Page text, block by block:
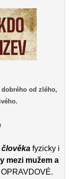
od zlého,
člověka fyzicky i
mezi mužem a